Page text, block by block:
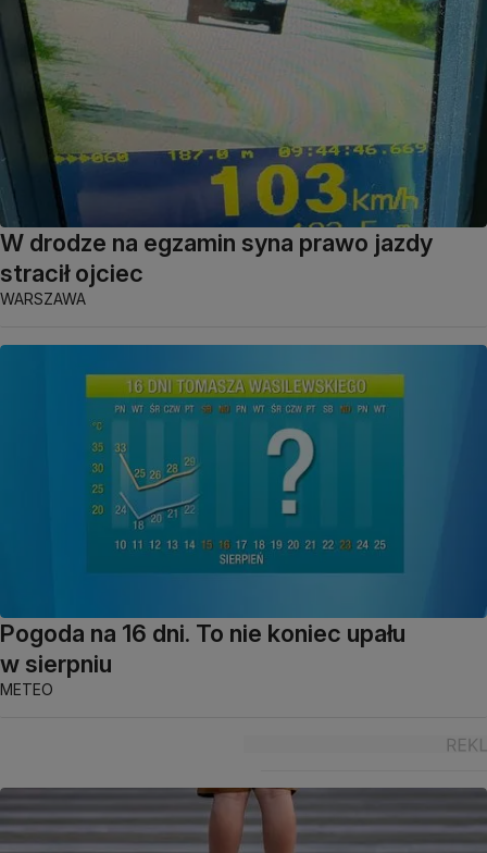
W drodze na egzamin syna prawo jazdy
stracił ojciec
WARSZAWA
Pogoda na 16 dni. To nie koniec upału
w sierpniu
METEO